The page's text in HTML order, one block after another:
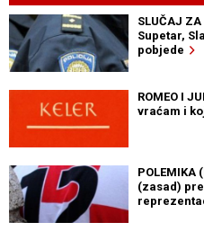
SLUČAJ ZA
Supetar,
pobjede
ROMEO I
vraćam i
POLEMIKA
(zasad)